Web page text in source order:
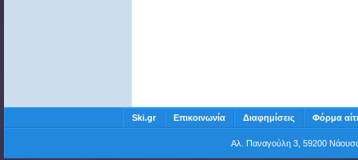
Ski.gr Επικοινωνία Διαφημίσεις Φόρμα
Αλ. Παναγούλη 3, 59200